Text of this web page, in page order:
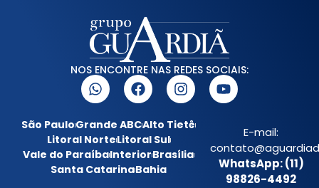
NOS ENCONTRE NAS REDES SOCIAIS:
São PauloGrande ABCAlto Tietê
Litoral NorteLitoral Sul
Vale do ParaíbaInteriorBrasília
Santa CatarinaBahia
E-mail:
WhatsApp: (11)
98826-4492